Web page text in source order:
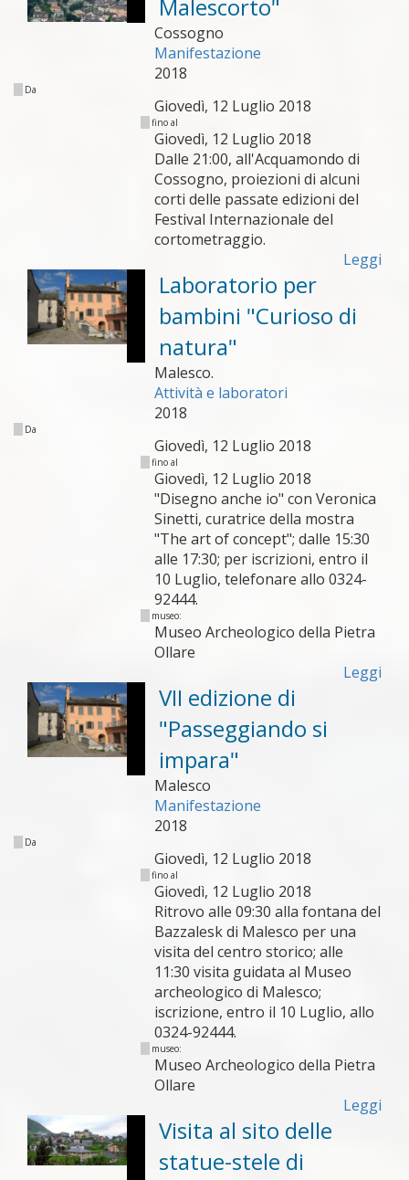
Malescorto"
Cossogno
Manifestazione
2018
Da
Giovedì, 12 Luglio 2018
fino al
Giovedì, 12 Luglio 2018
Dalle 21:00, all'Acquamondo di
Cossogno, proiezioni di alcuni
corti delle passate edizioni del
Festival Internazionale del
cortometraggio.
Leggi
Laboratorio per
bambini "Curioso di
natura"
Malesco.
Attività e laboratori
2018
Da
Giovedì, 12 Luglio 2018
fino al
Giovedì, 12 Luglio 2018
"Disegno anche io" con Veronica
Sinetti, curatrice della mostra
"The art of concept"; dalle 15:30
alle 17:30; per iscrizioni, entro il
10 Luglio, telefonare allo 0324-
92444.
museo:
Museo Archeologico della Pietra
Ollare
Leggi
VII edizione di
"Passeggiando si
impara"
Malesco
Manifestazione
2018
Da
Giovedì, 12 Luglio 2018
fino al
Giovedì, 12 Luglio 2018
Ritrovo alle 09:30 alla fontana del
Bazzalesk di Malesco per una
visita del centro storico; alle
11:30 visita guidata al Museo
archeologico di Malesco;
iscrizione, entro il 10 Luglio, allo
0324-92444.
museo:
Museo Archeologico della Pietra
Ollare
Leggi
Visita al sito delle
statue-stele di